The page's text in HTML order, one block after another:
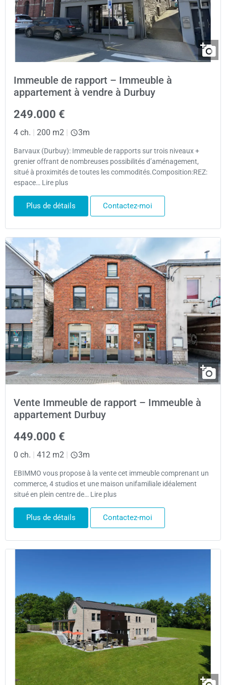
Immeuble de rapport – Immeuble à
appartement à vendre à Durbuy
249.000 €
4 ch. | 200 m2 | 3m
Barvaux (Durbuy): Immeuble de rapports sur trois niveaux +
grenier offrant de nombreuses possibilités d’aménagement,
situé à proximités de toutes les commodités.Composition:REZ:
espace… Lire plus
Plus de détails Contactez-moi
Vente Immeuble de rapport – Immeuble à
appartement Durbuy
449.000 €
0 ch. | 412 m2 | 3m
EBIMMO vous propose à la vente cet immeuble comprenant un
commerce, 4 studios et une maison unifamiliale idéalement
situé en plein centre de… Lire plus
Plus de détails Contactez-moi